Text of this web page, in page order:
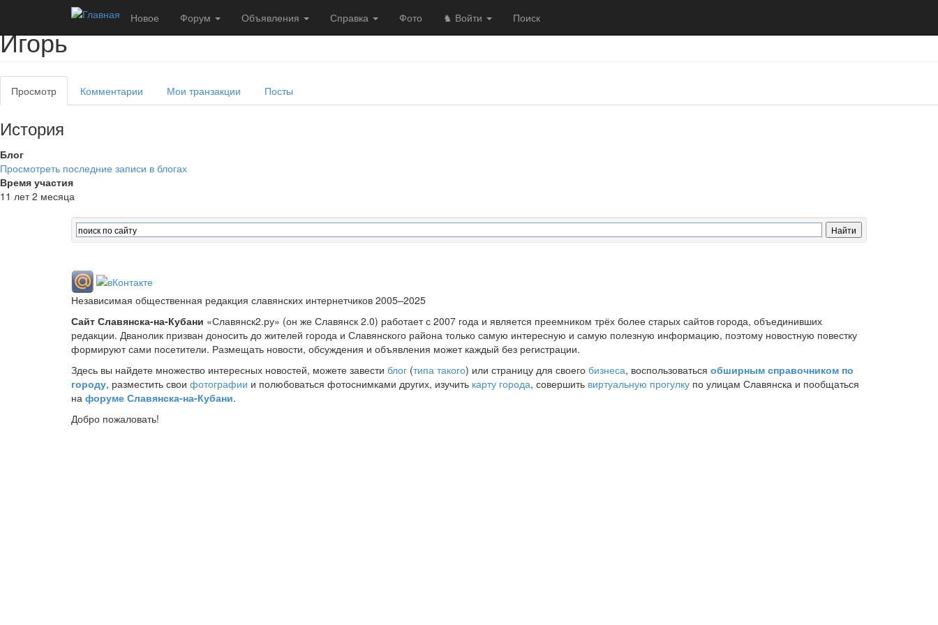
Перейти к основному содержанию
Новое Форум Объявления Справка Фото ♞ Войти Поиск
Игорь
Главные вкладки
Просмотр (активная
вкладка)
Комментарии Мои транзакции Посты
История
Блог
Просмотреть последние записи в блогах
Время участия
11 лет 2 месяца
Независимая общественная редакция славянских интернетчиков 2005–2025
Сайт Славянска-на-Кубани «Славянск2.ру» (он же Славянск 2.0) работает с 2007 года и является преемником трёх более старых сайтов города, объединивших
редакции. Дванолик призван доносить до жителей города и Славянского района только самую интересную и самую полезную информацию, поэтому новостную повестку
формируют сами посетители. Размещать новости, обсуждения и объявления может каждый без регистрации.
Здесь вы найдете множество интересных новостей, можете завести блог (типа такого) или страницу для своего бизнеса, воспользоваться обширным справочником по
городу, разместить свои фотографии и полюбоваться фотоснимками других, изучить карту города, совершить виртуальную прогулку по улицам Славянска и пообщаться
на форуме Славянска-на-Кубани.
Добро пожаловать!